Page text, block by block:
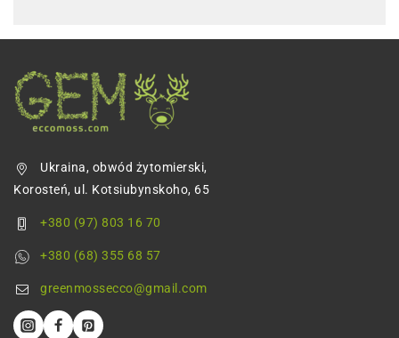
Ukraina, obwód żytomierski,
Korosteń, ul. Kotsiubynskoho, 65
+380 (97) 803 16 70
+380 (68) 355 68 57
greenmossecco@gmail.com